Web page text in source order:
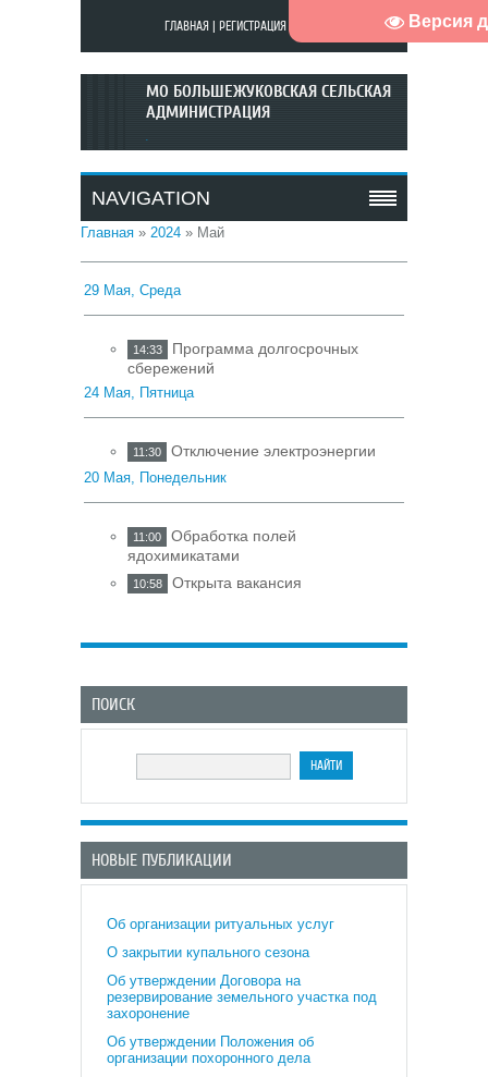
Версия
ГЛАВНАЯ РЕГИСТРАЦИЯ
МО БОЛЬШЕЖУКОВСКАЯ СЕЛЬСКАЯ
АДМИНИСТРАЦИЯ
NAVIGATION
Главная » 2024 » Май
29 Мая, Среда
14:33
Программа долгосрочных
сбережений
24 Мая, Пятница
11:30 Отключение электроэнергии
20 Мая, Понедельник
11:00
Обработка полей
ядохимикатами
10:58 Открыта вакансия
ПОИСК
НОВЫЕ ПУБЛИКАЦИИ
Об организации ритуальных услуг
О закрытии купального сезона
Об утверждении Договора на
резервирование земельного участка под
захоронение
Об утверждении Положения об
организации похоронного дела